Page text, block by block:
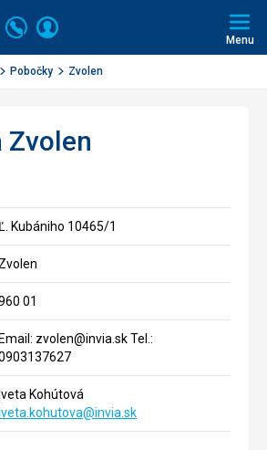
Volajte
+421
2
3221
Prihlásiť
Menu
Pobočky Zvolen
Zvolen
Ľ. Kubániho 10465/1
Zvolen
01
Email: zvolen@invia.sk Tel.:
Iveta Kohútová